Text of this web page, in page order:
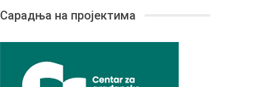
Сарадња на пројектима